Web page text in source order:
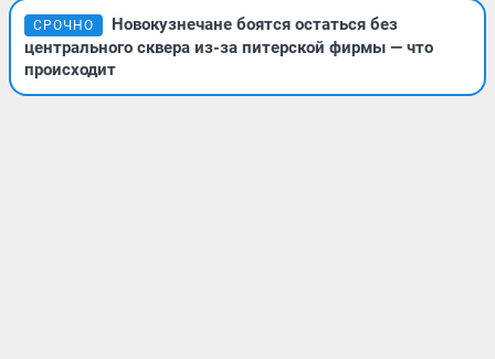
СРОЧНО
Новокузнечане боятся остаться без
центрального сквера из-за питерской фирмы — что
происходит